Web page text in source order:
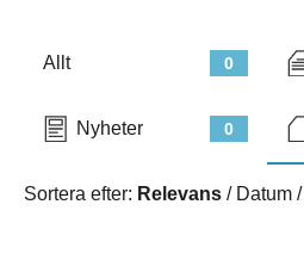
0
Allt
0
Nyheter
Sortera efter: Relevans / Datum /